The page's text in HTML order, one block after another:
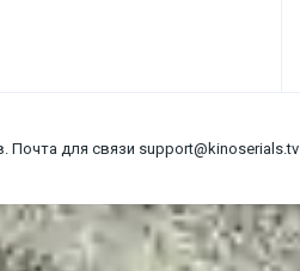
Почта для связи support@kinoserials.tv